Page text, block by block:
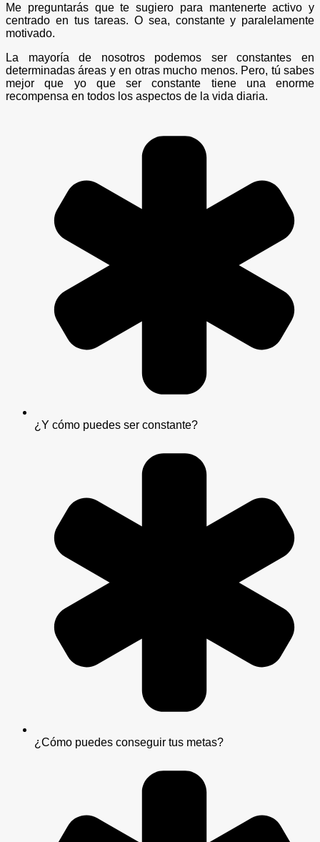
Me preguntarás que te sugiero para mantenerte activo y
centrado en tus tareas. O sea, constante y paralelamente
motivado.
La mayoría de nosotros podemos ser constantes en
determinadas áreas y en otras mucho menos. Pero, tú sabes
mejor que yo que ser constante tiene una enorme
recompensa en todos los aspectos de la vida diaria.
¿Y cómo puedes ser constante?
¿Cómo puedes conseguir tus metas?